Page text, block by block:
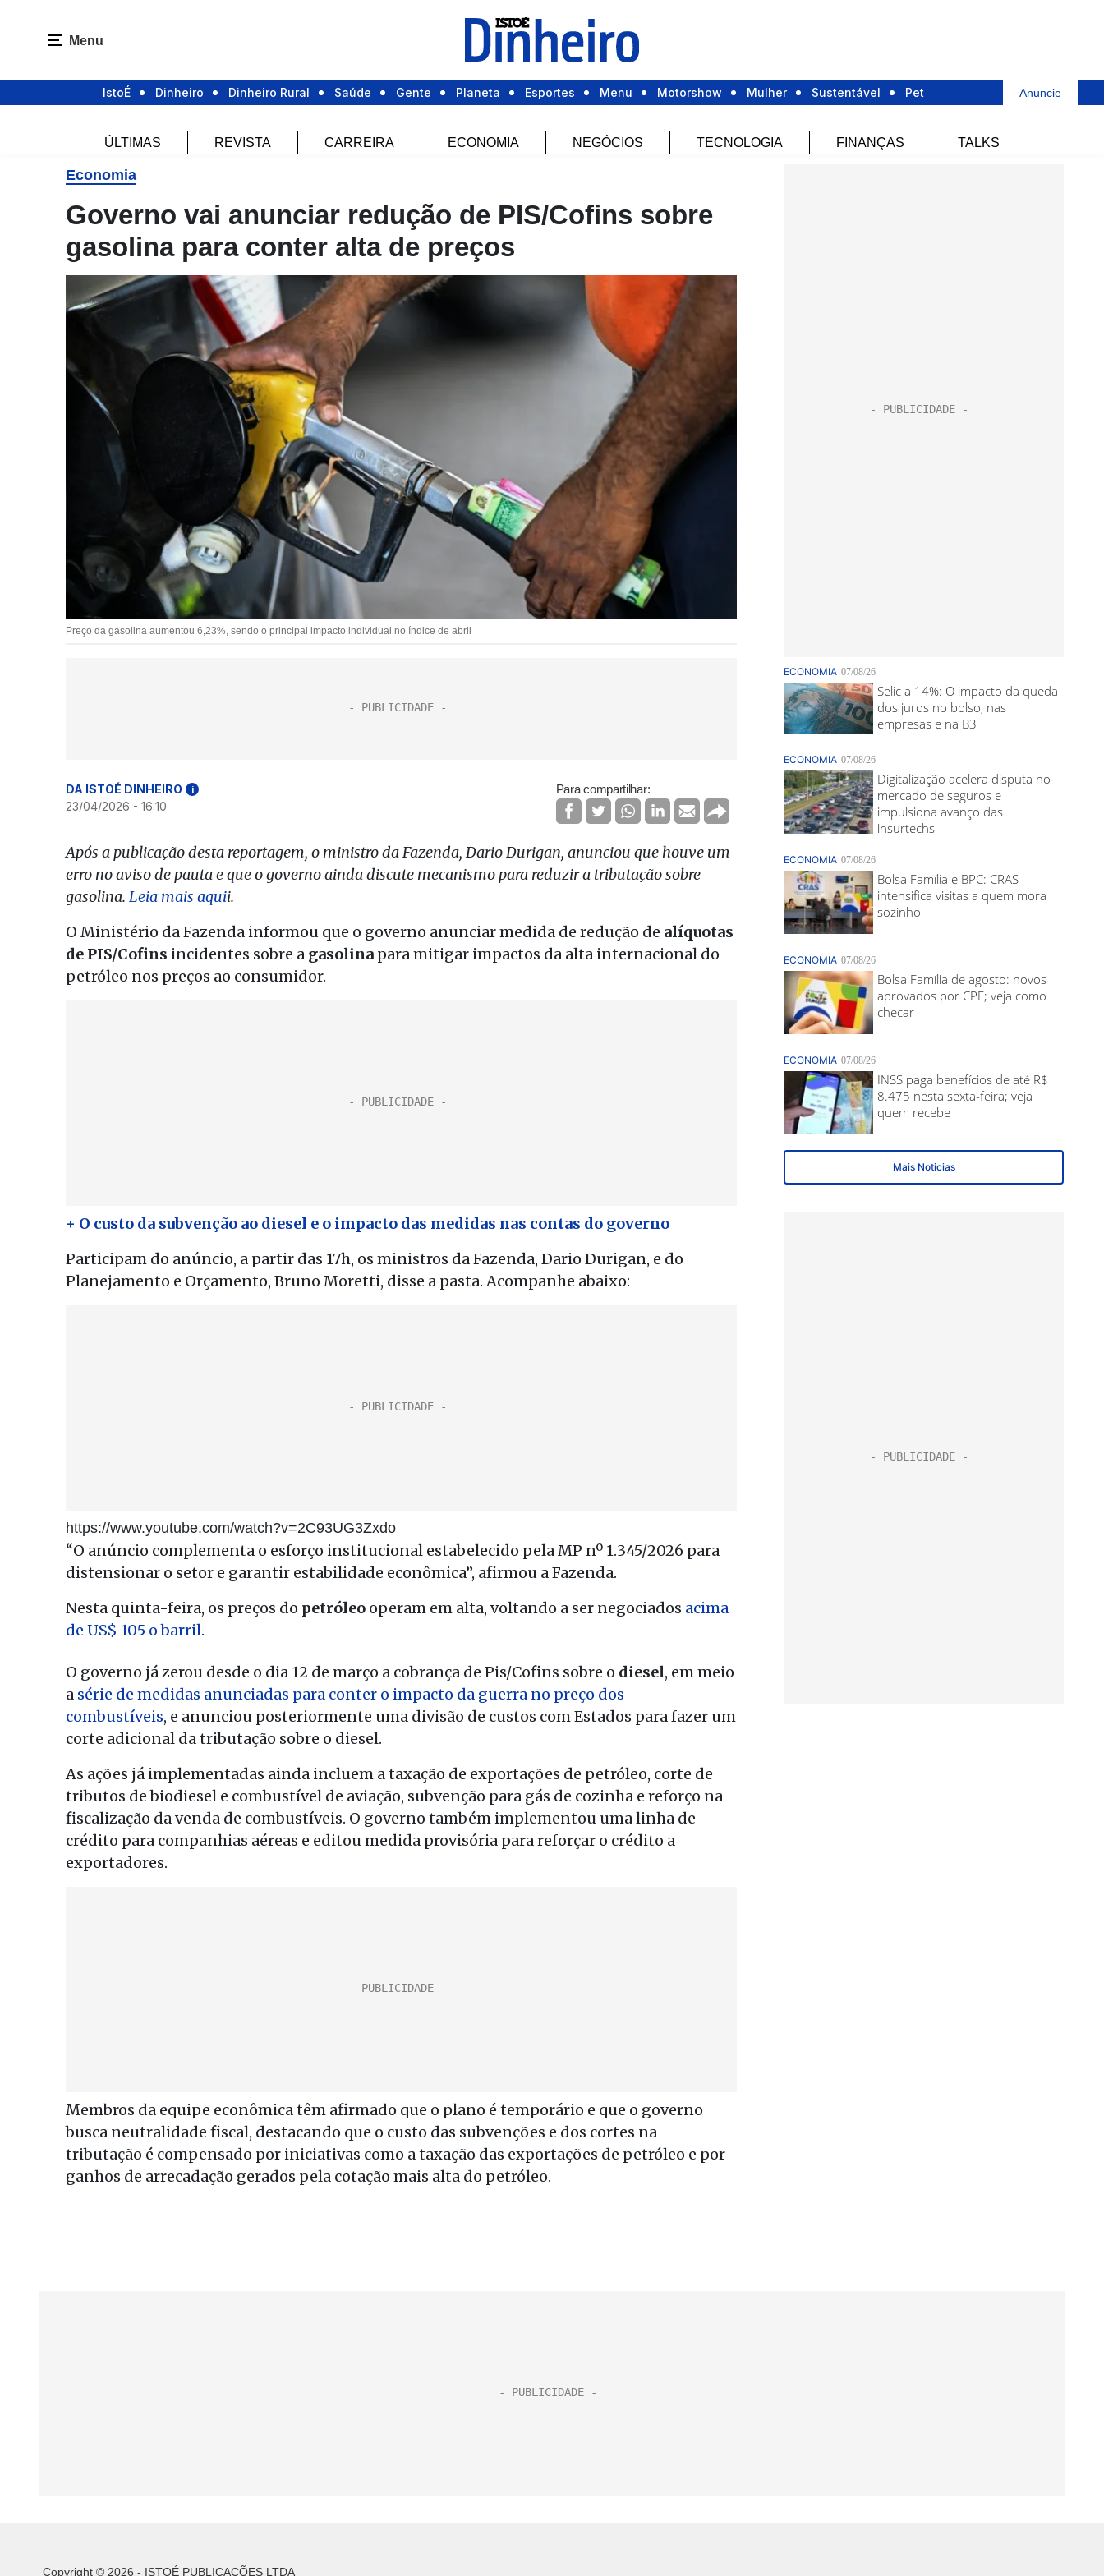
Menu
IstoÉ Dinheiro Dinheiro Rural Saúde Gente Planeta Esportes Menu Motorshow Mulher Sustentável Pet Anuncie
ÚLTIMAS REVISTA CARREIRA ECONOMIA NEGÓCIOS TECNOLOGIA FINANÇAS TALKS
Economia
Governo vai anunciar redução de PIS/Cofins sobre
gasolina para conter alta de preços
Preço da gasolina aumentou 6,23%, sendo o principal impacto individual no índice de abril
DA ISTOÉ DINHEIRO i
23/04/2026 - 16:10
Para compartilhar:
Após a publicação desta reportagem, o ministro da Fazenda, Dario Durigan, anunciou que houve um
erro no aviso de pauta e que o governo ainda discute mecanismo para reduzir a tributação sobre
gasolina. Leia mais aquii.
O Ministério da Fazenda informou que o governo anunciar medida de redução de alíquotas
de PIS/Cofins incidentes sobre a gasolina para mitigar impactos da alta internacional do
petróleo nos preços ao consumidor.
+ O custo da subvenção ao diesel e o impacto das medidas nas contas do governo
Participam do anúncio, a partir das 17h, os ministros da Fazenda, Dario Durigan, e do
Planejamento e Orçamento, Bruno Moretti, disse a pasta. Acompanhe abaixo:
https://www.youtube.com/watch?v=2C93UG3Zxdo
“O anúncio complementa o esforço institucional estabelecido pela MP nº 1.345/2026 para
distensionar o setor e garantir estabilidade econômica”, afirmou a Fazenda.
Nesta quinta-feira, os preços do petróleo operam em alta, voltando a ser negociados acima
de US$ 105 o barril.
O governo já zerou desde o dia 12 de março a cobrança de Pis/Cofins sobre o diesel, em meio
a série de medidas anunciadas para conter o impacto da guerra no preço dos
combustíveis, e anunciou posteriormente uma divisão de custos com Estados para fazer um
corte adicional da tributação sobre o diesel.
As ações já implementadas ainda incluem a taxação de exportações de petróleo, corte de
tributos de biodiesel e combustível de aviação, subvenção para gás de cozinha e reforço na
fiscalização da venda de combustíveis. O governo também implementou uma linha de
crédito para companhias aéreas e editou medida provisória para reforçar o crédito a
exportadores.
Membros da equipe econômica têm afirmado que o plano é temporário e que o governo
busca neutralidade fiscal, destacando que o custo das subvenções e dos cortes na
tributação é compensado por iniciativas como a taxação das exportações de petróleo e por
ganhos de arrecadação gerados pela cotação mais alta do petróleo.
Copyright © 2026 - ISTOÉ PUBLICAÇÕES LTDA